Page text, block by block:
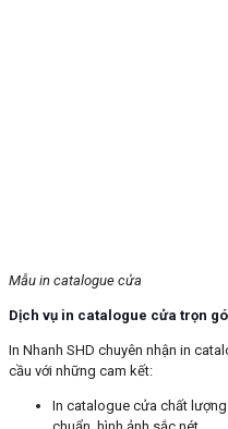
Mẫu in catalogue cửa
Dịch vụ in catalogue cửa trọn
In Nhanh SHD chuyên nhận in
cầu với những cam kết:
In catalogue cửa chất